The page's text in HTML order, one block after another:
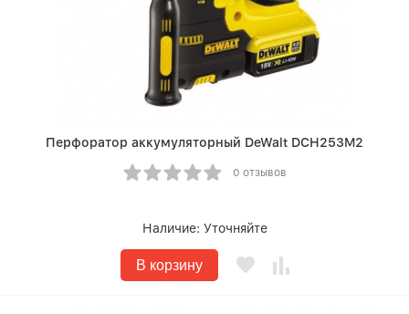
Перфоратор аккумуляторный DeWalt DCH253M2
0 отзывов
Наличие: Уточняйте
В корзину